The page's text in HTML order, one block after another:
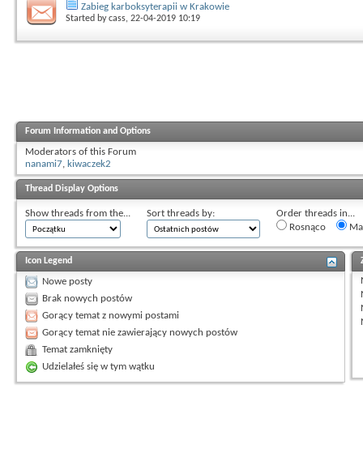
Zabieg karboksyterapii w Krakowie
Started bycass, 22-04-2019 10:19
Forum Information and Options
Moderators of this Forum
nanami7, kiwaczek2
Thread Display Options
Show threads from the... Sort threads by:
Order threads in...
Rosnąco
Icon Legend
Nowe posty
Brak nowych postów
Gorący temat z nowymi postami
Gorący temat nie zawierający nowych postów
Temat zamknięty
Udzielałeś się w tym wątku